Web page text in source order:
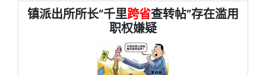
镇派出所所长“千里跨省查转帖”存在滥用
职权嫌疑